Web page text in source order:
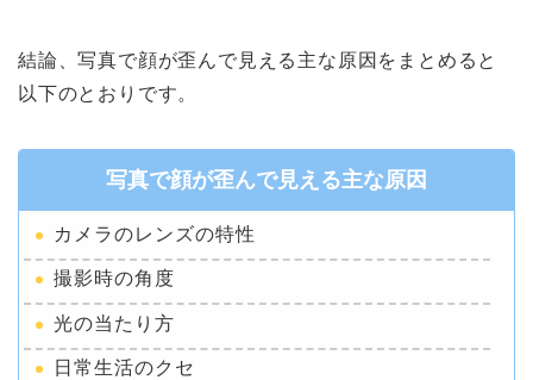
結論、写真で顔が歪んで見える主な原因をまとめると
以下のとおりです。
写真で顔が歪んで見える主な原因
カメラのレンズの特性
撮影時の角度
光の当たり方
日常生活のクセ